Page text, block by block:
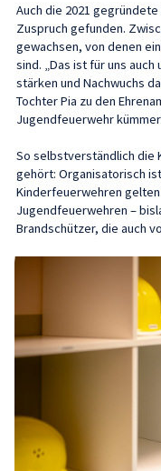
Auch die 2021
Zuspruch gefunden.
gewachsen, von denen
sind. „Das ist für uns
stärken und Nachwuchs
Tochter Pia zu den
Jugendfeuerwehr
So selbstverständlich die
gehört: Organisatorisch
Kinderfeuerwehren
Jugendfeuerwehren –
Brandschützer, die auch